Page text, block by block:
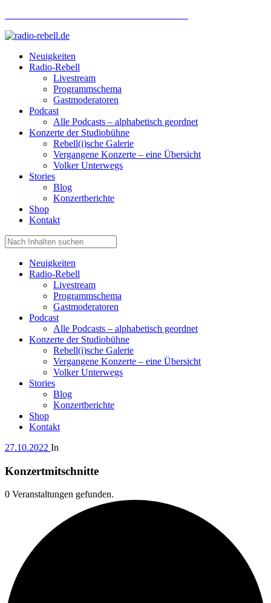
Neuigkeiten
Radio-Rebell
Livestream
Programmschema
Gastmoderatoren
Podcast
Alle Podcasts – alphabetisch geordnet
Konzerte der Studiobühne
Rebell(i)sche Galerie
Vergangene Konzerte – eine Übersicht
Volker Unterwegs
Stories
Blog
Konzertberichte
Shop
Kontakt
Neuigkeiten
Radio-Rebell
Livestream
Programmschema
Gastmoderatoren
Podcast
Alle Podcasts – alphabetisch geordnet
Konzerte der Studiobühne
Rebell(i)sche Galerie
Vergangene Konzerte – eine Übersicht
Volker Unterwegs
Stories
Blog
Konzertberichte
Shop
Kontakt
27.10.2022 In
Konzertmitschnitte
0 Veranstaltungen gefunden.